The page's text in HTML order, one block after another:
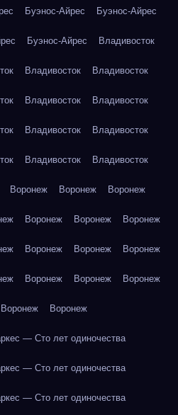
Буэнос-Айрес Буэнос-Айрес
Буэнос-Айрес Владивосток
Владивосток Владивосток
Владивосток Владивосток
Владивосток Владивосток
Владивосток Владивосток
Воронеж Воронеж Воронеж
Воронеж Воронеж Воронеж
Воронеж Воронеж Воронеж
Воронеж Воронеж Воронеж
Воронеж Воронеж
— Сто лет одиночества
— Сто лет одиночества
— Сто лет одиночества